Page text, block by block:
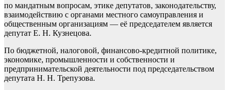
по мандатным вопросам, этике депутатов, законодательству,
взаимодействию с органами местного самоуправления и
общественным организациям — её председателем является
депутат Е. Н. Кузнецова.
По бюджетной, налоговой, финансово-кредитной политике,
экономике, промышленности и собственности и
предпринимательской деятельности под председательством
депутата Н. Н. Трепузова.